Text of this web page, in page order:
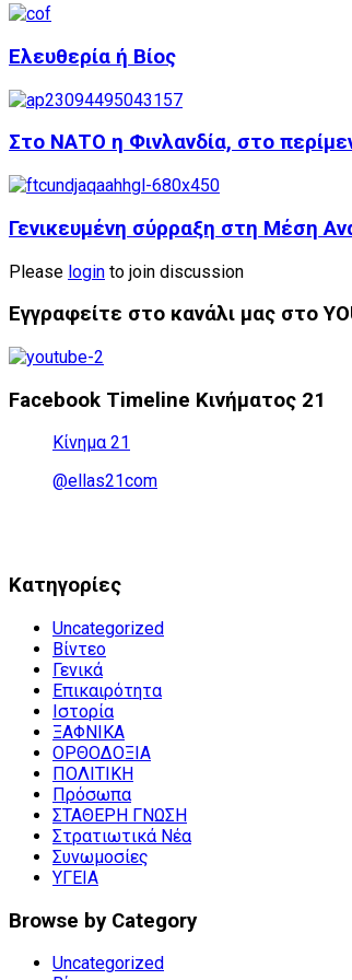
Ελευθερία ή Βίος
Στο ΝΑΤΟ η Φινλανδία, στο
Γενικευμένη σύρραξη στη Μέση
Please login to join discussion
Εγγραφείτε στο κανάλι μας στο
Facebook Timeline Κινήματος 21
Κίνημα 21
@ellas21com
Kατηγορίες
Uncategorized
Βίντεο
Γενικά
Επικαιρότητα
Ιστορία
ΞΑΦΝΙΚΑ
ΟΡΘΟΔΟΞΙΑ
ΠΟΛΙΤΙΚΗ
Πρόσωπα
ΣΤΑΘΕΡΗ ΓΝΩΣΗ
Στρατιωτικά Νέα
Συνωμοσίες
ΥΓΕΙΑ
Browse by Category
Uncategorized